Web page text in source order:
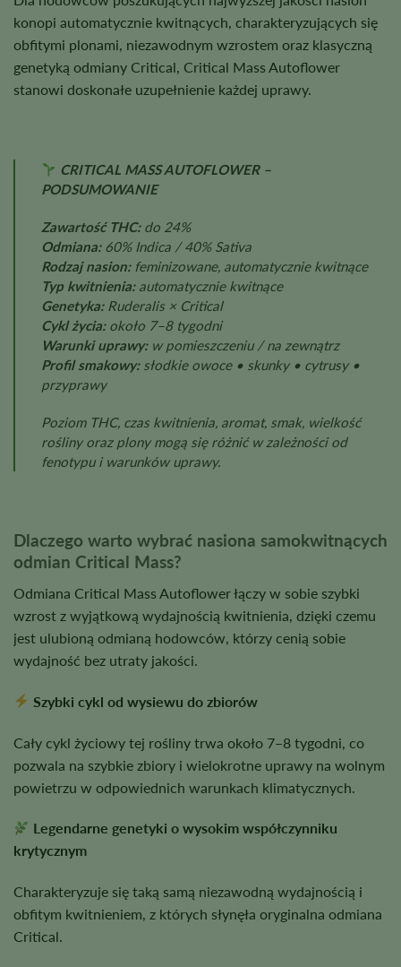
konopi automatycznie kwitnących, charakteryzujących się
obfitymi plonami, niezawodnym wzrostem oraz klasyczną
genetyką odmiany Critical, Critical Mass Autoflower
stanowi doskonałe uzupełnienie każdej uprawy.
CRITICAL MASS AUTOFLOWER –
PODSUMOWANIE
Zawartość THC:do 24%
Odmiana:60% Indica / 40% Sativa
Rodzaj nasion:feminizowane, automatycznie kwitnące
Typ kwitnienia:automatycznie kwitnące
Genetyka:Ruderalis × Critical
Cykl życia:około 7–8 tygodni
Warunki uprawy:w pomieszczeniu / na zewnątrz
Profil smakowy:słodkie owoce • skunky • cytrusy •
przyprawy
Poziom THC, czas kwitnienia, aromat, smak, wielkość
rośliny oraz plony mogą się różnić w zależności od
fenotypu i warunków uprawy.
Dlaczego warto wybrać nasiona samokwitnących
odmian Critical Mass?
Odmiana Critical Mass Autoflower łączy w sobie szybki
wzrost z wyjątkową wydajnością kwitnienia, dzięki czemu
jest ulubioną odmianą hodowców, którzy cenią sobie
wydajność bez utraty jakości.
Szybki cykl od wysiewu do zbiorów
Cały cykl życiowy tej rośliny trwa około 7–8 tygodni, co
pozwala na szybkie zbiory i wielokrotne uprawy na wolnym
powietrzu w odpowiednich warunkach klimatycznych.
Legendarne genetyki o wysokim współczynniku
krytycznym
Charakteryzuje się taką samą niezawodną wydajnością i
obfitym kwitnieniem, z których słynęła oryginalna odmiana
Critical.